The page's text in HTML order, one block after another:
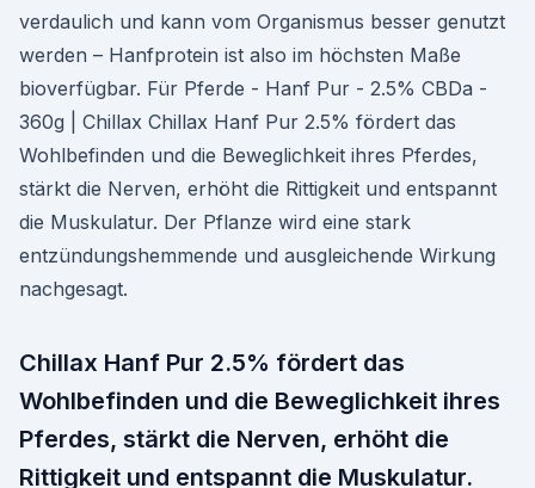
verdaulich und kann vom Organismus besser genutzt
werden – Hanfprotein ist also im höchsten Maße
bioverfügbar. Für Pferde - Hanf Pur - 2.5% CBDa -
360g | Chillax Chillax Hanf Pur 2.5% fördert das
Wohlbefinden und die Beweglichkeit ihres Pferdes,
stärkt die Nerven, erhöht die Rittigkeit und entspannt
die Muskulatur. Der Pflanze wird eine stark
entzündungshemmende und ausgleichende Wirkung
nachgesagt.
Chillax Hanf Pur 2.5% fördert das
Wohlbefinden und die Beweglichkeit ihres
Pferdes, stärkt die Nerven, erhöht die
Rittigkeit und entspannt die Muskulatur.